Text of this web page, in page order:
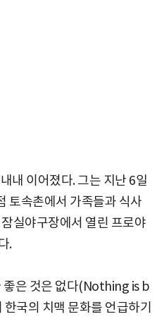
내 이어졌다. 그는 지난 6일
토속촌에서 가족들과 식사
실야구장에서 열린 프로야
.
좋은 것은 없다(Nothing is b
국의 치맥 문화를 언급하기